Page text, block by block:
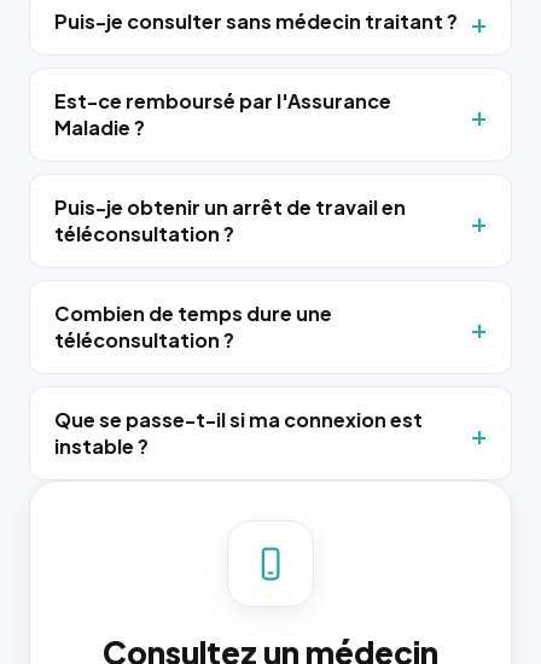
Puis-je consulter sans médecin traitant ?
Est-ce remboursé par l'Assurance
Maladie ?
Puis-je obtenir un arrêt de travail en
téléconsultation ?
Combien de temps dure une
téléconsultation ?
Que se passe-t-il si ma connexion est
instable ?
Consultez un médecin